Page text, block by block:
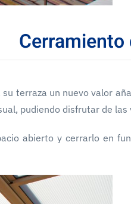
Cerramiento
terraza un nuevo valor
pudiendo disfrutar de
abierto y cerrarlo en